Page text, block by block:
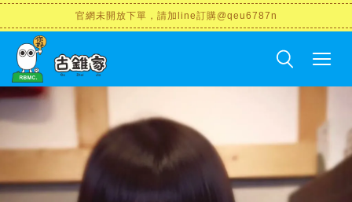
官網未開放下單，請加line訂購@qeu6787n